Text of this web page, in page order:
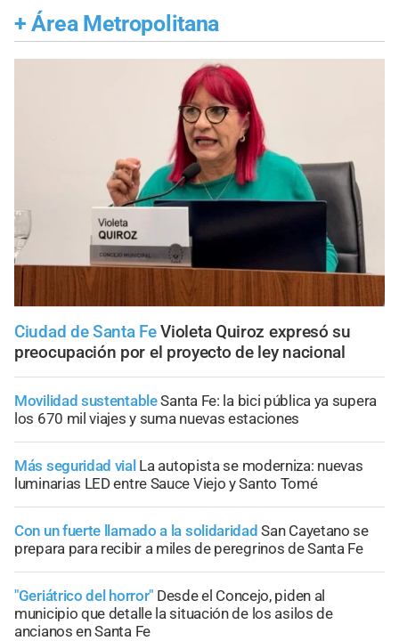
+ Área Metropolitana
Ciudad de Santa Fe Violeta Quiroz expresó su
preocupación por el proyecto de ley nacional
Movilidad sustentableSanta Fe: la bici pública ya supera
los 670 mil viajes y suma nuevas estaciones
Más seguridad vial La autopista se moderniza: nuevas
luminarias LED entre Sauce Viejo y Santo Tomé
Con un fuerte llamado a la solidaridad San Cayetano se
prepara para recibir a miles de peregrinos de Santa Fe
"Geriátrico del horror" Desde el Concejo, piden al
municipio que detalle la situación de los asilos de
ancianos en Santa Fe